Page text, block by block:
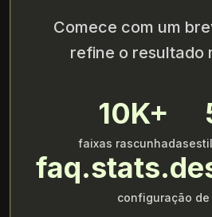
Comece com um
refine o resultado
10K+
faixas rascunhadas
configuração de